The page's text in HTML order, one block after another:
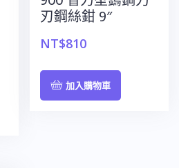
刃鋼絲鉗 9″
NT$810
加入購物車